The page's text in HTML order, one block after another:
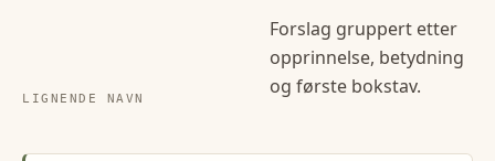
LIGNENDE NAVN
Forslag gruppert etter
opprinnelse, betydning
og første bokstav.